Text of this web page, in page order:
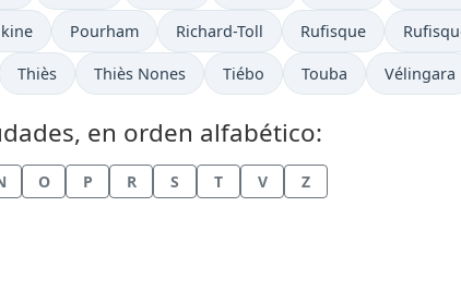
actual enHora actual en
Pourham Hora actual en
Richard-Toll Hora actual en
Rufisque Hora
Hora actual en
Thiès Hora actual en
Thiès Nones Hora actual en
Tiébo Hora actual en
Touba Hora
Vélingara
en orden alfabético:
O P R S T V Z